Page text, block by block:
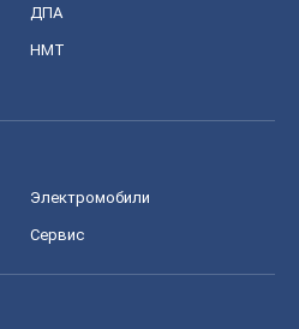
ДПА
НМТ
Электромобили
Сервис